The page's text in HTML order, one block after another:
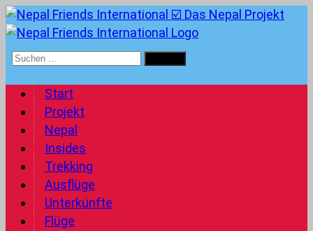
Suchen
Start
Projekt
Nepal
Insides
Trekking
Ausflüge
Unterkünfte
Flüge